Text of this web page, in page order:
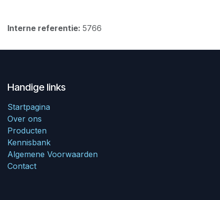
Interne referentie: 5766
Handige links
Startpagina
Over ons
Producten
Kennisbank
Algemene Voorwaarden
Contact